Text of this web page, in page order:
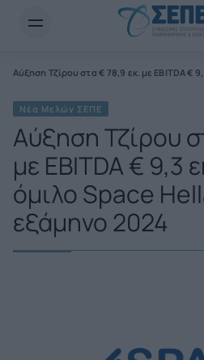
Αύξηση Τζίρου στα € 78,9 εκ. με EBITDA €
Νέα Μελών ΣΕΠΕ
Αύξηση Τζίρου
με EBITDA € 9,3
όμιλο Space
εξάμηνο 2024
Newsletter Email*